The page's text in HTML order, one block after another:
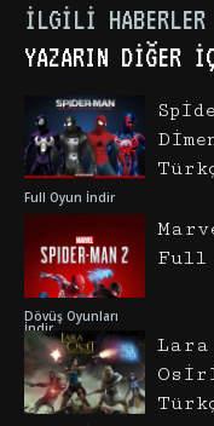
İLGILI HABERLER
YAZARIN DIĞER
Full Oyun İndir
Dövüş Oyunları
İndir
Full